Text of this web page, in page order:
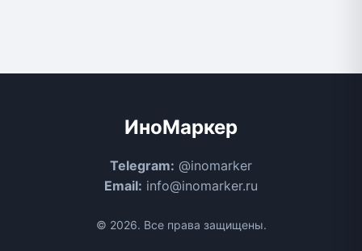
ИноМаркер
Telegram: @inomarker
Email: info@inomarker.ru
© 2026. Все права защищены.